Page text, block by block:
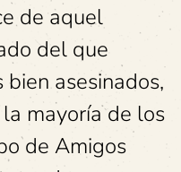
de aquel
del que
asesinados,
mayoría de los
de Amigos